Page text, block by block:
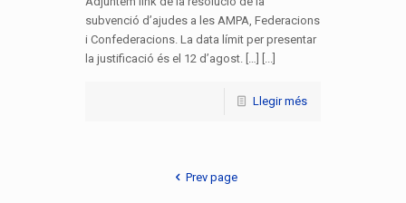
subvenció d’ajudes a les AMPA, Federacions
i Confederacions. La data límit per presentar
la justificació és el 12 d’agost. […] [...]
Llegir més
Prev page